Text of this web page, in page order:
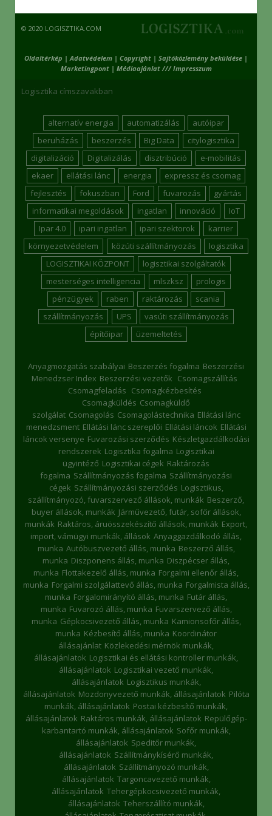
© 2020 LOGISZTIKA.COM
Oldaltérkép | Adatvédelem | Copyright | Sajtóközlemény beküldése |
Marketingpont| Médiaajánlat /// Impresszum
Logisztika címszavakban
alternatív energia automatizálás
autóipar
beruházás
beszerzés Big Data
citylogisztika
digitalizáció
Digitalizálás disztribúció
e-mobilitás
ekaer
ellátási lánc energia
expressz és csomag
fejlesztés
fokuszban Ford fuvarozás
gyártás
informatikai megoldások
ingatlan innováció
IoT
Ipar 4.0
ipari ingatlan ipari szektorok
karrier
környezetvédelem
közúti szállítmányozás
logisztika
LOGISZTIKAI KÖZPONT
logisztikai szolgáltatók
mesterséges intelligencia
mlszksz
prologis
pénzügyek
raben raktározás
scania
szállítmányozás
UPS
vasúti szállítmányozás
építőipar
üzemeltetés
Anyagmozgatás szabályai Beszerzés fogalma Beszerzési
Menedzser Index Beszerzési vezetők Csomagszállítás
Csomagfeladás Csomagkézbesítés
Csomagküldés Csomagküldő
szolgálat Csomagolás Csomagolástechnika Ellátási lánc
menedzsment Ellátási lánc szereplői Ellátási láncok Ellátási
láncok versenye Fuvarozási szerződés Készletgazdálkodási
rendszerek Logisztika fogalma Logisztikai
ügyintéző Logisztikai cégek Raktározás
fogalma Szállítmányozás fogalma Szállítmányozási
cégek Szállítmányozási szerződés Logisztikus,
szállítmányozó, fuvarszervező állások, munkák Beszerző,
buyer állások, munkák Járművezető, futár, sofőr állások,
munkák Raktáros, áruösszekészítő állások, munkák Export,
import, vámügyi munkák, állások Anyaggazdálkodó állás,
munka Autóbuszvezető állás, munka Beszerző állás,
munka Diszponens állás, munka Diszpécser állás,
munka Flottakezelő állás, munka Forgalmi ellenőr állás,
munka Forgalmi szolgálattevő állás, munka Forgalmista állás,
munka Forgalomirányító állás, munka Futár állás,
munka Fuvarozó állás, munka Fuvarszervező állás,
munka Gépkocsivezető állás, munka Kamionsofőr állás,
munka Kézbesítő állás, munka Koordinátor
állásajánlat Közlekedési mérnök munkák,
állásajánlatok Logisztikai és ellátási kontroller munkák,
állásajánlatok Logisztikai vezető munkák,
állásajánlatok Logisztikus munkák,
állásajánlatok Mozdonyvezető munkák, állásajánlatok Pilóta
munkák, állásajánlatok Postai kézbesítő munkák,
állásajánlatok Raktáros munkák, állásajánlatok Repülőgép-
karbantartó munkák, állásajánlatok Sofőr munkák,
állásajánlatok Speditőr munkák,
állásajánlatok Szállítmánykísérő munkák,
állásajánlatok Szállítmányozó munkák,
állásajánlatok Targoncavezető munkák,
állásajánlatok Tehergépkocsivezető munkák,
állásajánlatok Teherszállító munkák,